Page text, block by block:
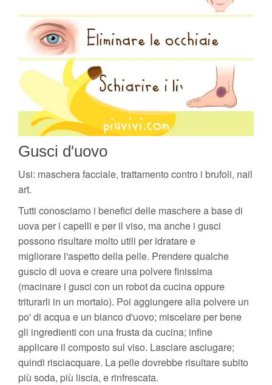
Gusci d'uovo
Usi: maschera facciale, trattamento contro i brufoli, nail
art.
Tutti conosciamo i benefici delle maschere a base di
uova per i capelli e per il viso, ma anche i gusci
possono risultare molto utili per idratare e
migliorare l'aspetto della pelle. Prendere qualche
guscio di uova e creare una polvere finissima
(macinare i gusci con un robot da cucina oppure
triturarli in un mortaio). Poi aggiungere alla polvere un
po' di acqua e un bianco d'uovo; miscelare per bene
gli ingredienti con una frusta da cucina; infine
applicare il composto sul viso. Lasciare asciugare;
quindi risciacquare. La pelle dovrebbe risultare subito
più soda, più liscia, e rinfrescata.